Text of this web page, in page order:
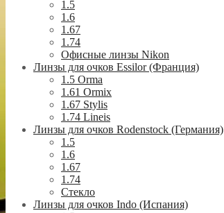
1.5
1.6
1.67
1.74
Офисные линзы Nikon
Линзы для очков Essilor (Франция)
1.5 Orma
1.61 Ormix
1.67 Stylis
1.74 Lineis
Линзы для очков Rodenstock (Германия)
1.5
1.6
1.67
1.74
Стекло
Линзы для очков Indo (Испания)